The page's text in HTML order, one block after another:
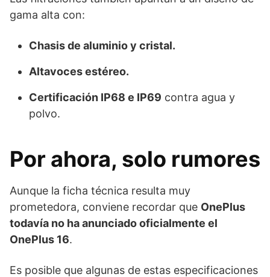
gama alta con:
Chasis de aluminio y cristal.
Altavoces estéreo.
Certificación IP68 e IP69 contra agua y
polvo.
Por ahora, solo rumores
Aunque la ficha técnica resulta muy
prometedora, conviene recordar que OnePlus
todavía no ha anunciado oficialmente el
OnePlus 16.
Es posible que algunas de estas especificaciones